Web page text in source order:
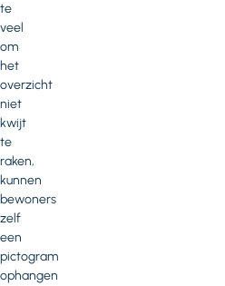
te
veel
om
het
overzicht
niet
kwijt
te
raken,
kunnen
bewoners
zelf
een
pictogram
ophangen